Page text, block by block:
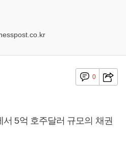
0
5억 호주달러 규모의 채권